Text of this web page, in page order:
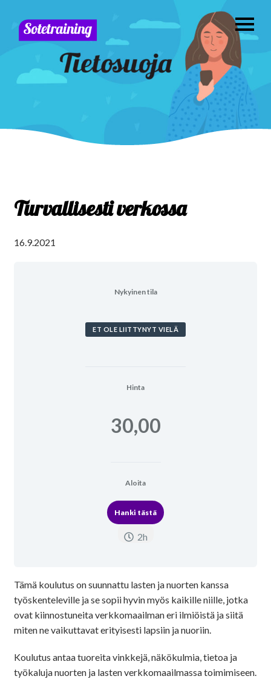
Turvallisesti verkossa
16.9.2021
Nykyinen tila
ET OLE LIITTYNYT VIELÄ
Hinta
30,00
Aloita
Hanki tästä
2h
Tämä koulutus on suunnattu lasten ja nuorten kanssa
työskenteleville ja se sopii hyvin myös kaikille niille, jotka
ovat kiinnostuneita verkkomaailman eri ilmiöistä ja siitä
miten ne vaikuttavat erityisesti lapsiin ja nuoriin.
Koulutus antaa tuoreita vinkkejä, näkökulmia, tietoa ja
työkaluja nuorten ja lasten verkkomaailmassa toimimiseen.